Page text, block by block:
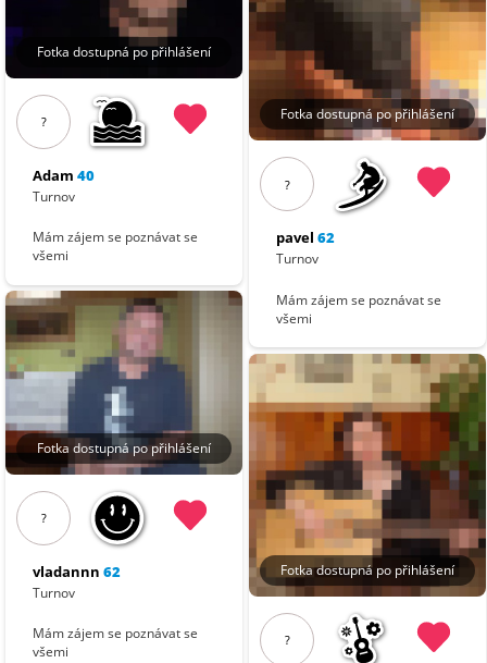
Fotka dostupná po přihlášení
?
Adam 40
Turnov
Mám zájem se poznávat se
všemi
Fotka dostupná po přihlášení
?
vladannn 62
Turnov
Mám zájem se poznávat se
všemi
Fotka dostupná po přihlášení
?
pavel 62
Turnov
Mám zájem se poznávat se
všemi
Fotka dostupná po přihlášení
?